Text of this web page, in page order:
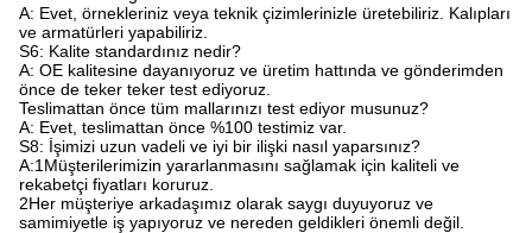
A: Evet, örnekleriniz veya teknik çizimlerinizle üretebiliriz. Kalıpları
ve armatürleri yapabiliriz.
S6: Kalite standardınız nedir?
A: OE kalitesine dayanıyoruz ve üretim hattında ve gönderimden
önce de teker teker test ediyoruz.
Teslimattan önce tüm mallarınızı test ediyor musunuz?
A: Evet, teslimattan önce %100 testimiz var.
S8: İşimizi uzun vadeli ve iyi bir ilişki nasıl yaparsınız?
A:1Müşterilerimizin yararlanmasını sağlamak için kaliteli ve
rekabetçi fiyatları koruruz.
2Her müşteriye arkadaşımız olarak saygı duyuyoruz ve
samimiyetle iş yapıyoruz ve nereden geldikleri önemli değil.